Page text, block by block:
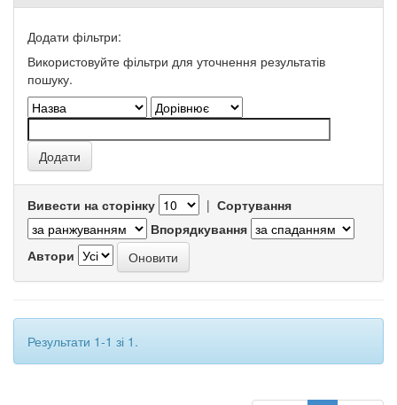
Додати фільтри:
Використовуйте фільтри для уточнення результатів
пошуку.
Вивести на сторінку | Сортування
Впорядкування
Автори
Результати 1-1 зі 1.